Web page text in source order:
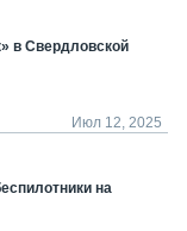
в Свердловской
Июл 12, 2025
на